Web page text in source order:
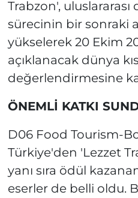
Trabzon',
sürecinin bir sonraki
yükselerek 20 Ekim
açıklanacak dünya
değerlendirmesine
ÖNEMLİ KATKI
D06 Food Tourism-
Türkiye'den 'Lezzet
yanı sıra ödül
eserler de belli oldu.